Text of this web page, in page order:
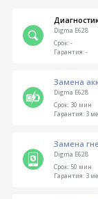
Digma E628
Срок:-
Гарантия:-
Замена
Digma E628
Срок:30 мин
Гарантия:3
Замена
Digma E628
Срок:50 мин
Гарантия:3